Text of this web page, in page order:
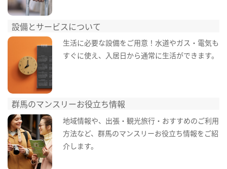
設備とサービスについて
生活に必要な設備をご用意！水道やガス・電気も
すぐに使え、入居日から通常に生活ができます。
群馬のマンスリーお役立ち情報
地域情報や、出張・観光旅行・おすすめのご利用
方法など、群馬のマンスリーお役立ち情報をご紹
介します。